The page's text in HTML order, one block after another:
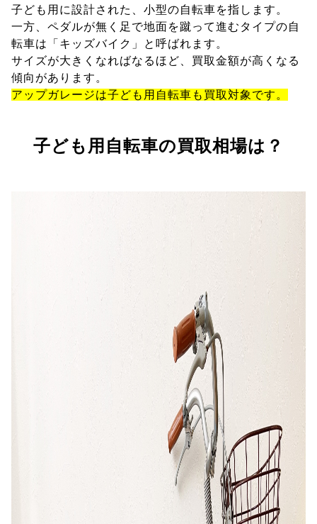
子ども用に設計された、小型の自転車を指します。
一方、ペダルが無く足で地面を蹴って進むタイプの自
転車は「キッズバイク」と呼ばれます。
サイズが大きくなればなるほど、買取金額が高くなる
傾向があります。
アップガレージは子ども用自転車も買取対象です。
子ども用自転車の買取相場は？